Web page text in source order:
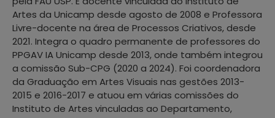
Artes da Unicamp desde agosto de 2008 e Professora
Livre-docente na área de Processos Criativos, desde
2021. Integra o quadro permanente de professores do
PPGAV IA Unicamp desde 2013, onde também integrou
a comissão Sub-CPG (2020 a 2024). Foi coordenadora
da Graduação em Artes Visuais nas gestões 2013-
2015 e 2016-2017 e atuou em várias comissões do
Instituto de Artes vinculadas ao Departamento,